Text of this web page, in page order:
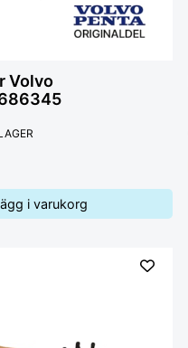
Volvo
i varukorg